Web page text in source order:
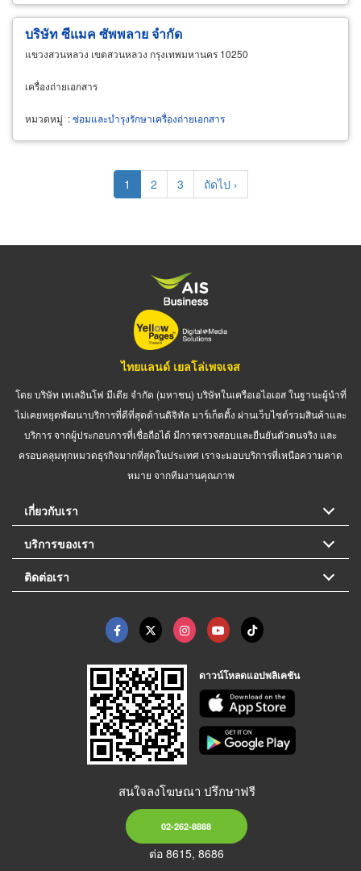
บริษัท ซีแมค ซัพพลาย จำกัด
แขวงสวนหลวง เขตสวนหลวง กรุงเทพมหานคร 10250
เครื่องถ่ายเอกสาร
หมวดหมู่ :ซ่อมและบำรุงรักษาเครื่องถ่ายเอกสาร
Current
page
1 Page
2 Page
3
Next
page
ถัดไป ›
ไทยแลนด์ เยลโล่เพจเจส
โดย บริษัท เทเลอินโฟ มีเดีย จำกัด (มหาชน) บริษัทในเครือเอไอเอส ในฐานะผู้นำที่
ไม่เคยหยุดพัฒนาบริการที่ดีที่สุดด้านดิจิทัล มาร์เก็ตติ้ง ผ่านเว็บไซต์รวมสินค้าและ
บริการ จากผู้ประกอบการที่เชื่อถือได้ มีการตรวจสอบและยืนยันตัวตนจริง และ
ครอบคลุมทุกหมวดธุรกิจมากที่สุดในประเทศ เราจะมอบบริการที่เหนือความคาด
หมาย จากทีมงานคุณภาพ
เกี่ยวกับเรา
บริการของเรา
ติดต่อเรา
ดาวน์โหลดแอปพลิเคชัน
สนใจลงโฆษณา ปรึกษาฟรี
02-262-8888
ต่อ 8615, 8686